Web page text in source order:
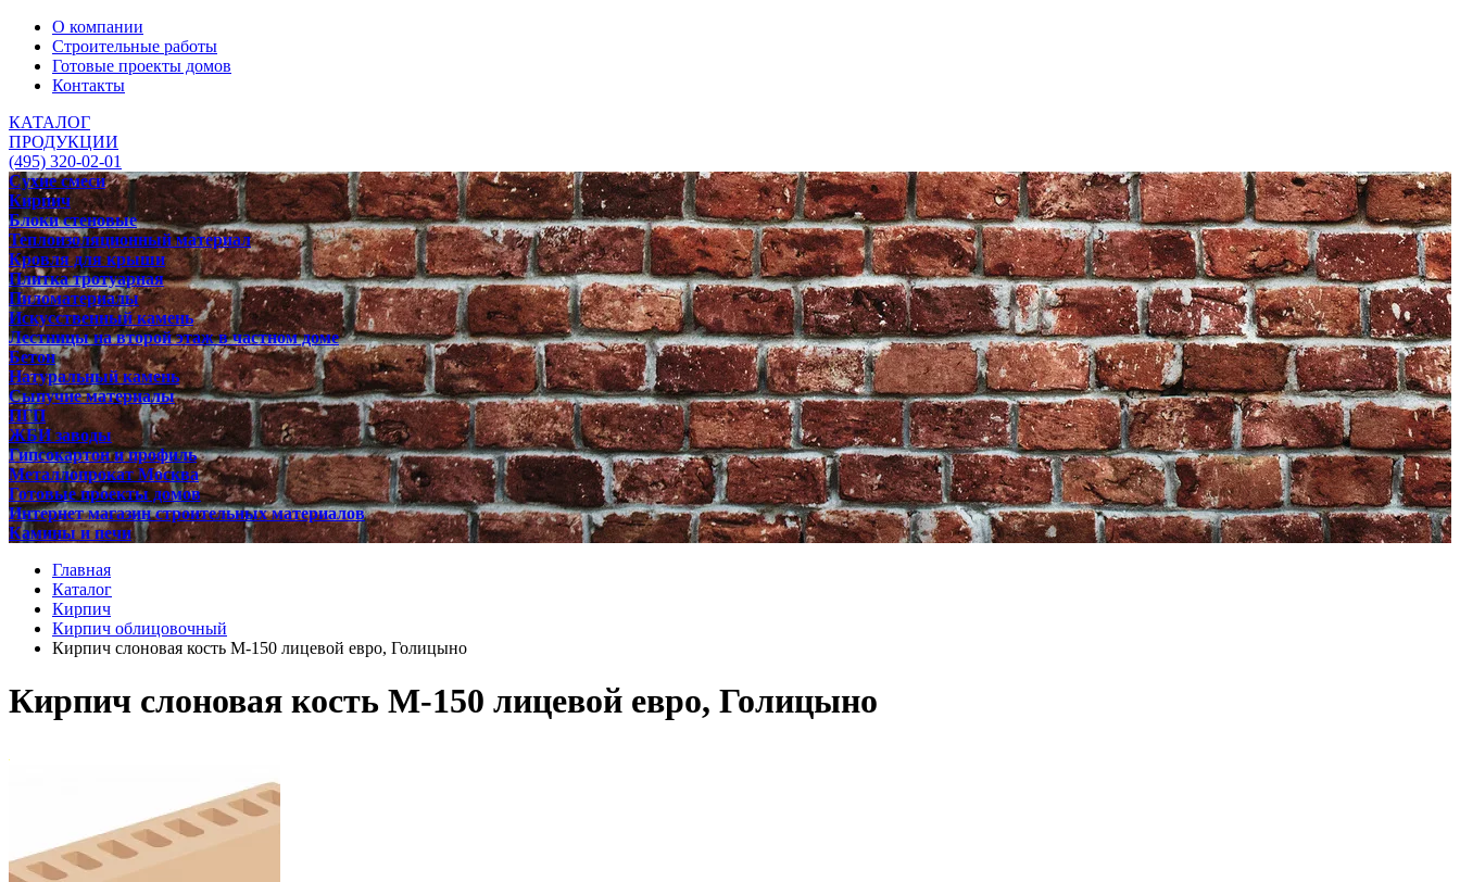
О компании
Строительные работы
Готовые проекты домов
Контакты
КАТАЛОГ
ПРОДУКЦИИ
(495) 320-02-01
Сухие смеси
Кирпич
Блоки стеновые
Теплоизоляционный материал
Кровля для крыши
Плитка тротуарная
Пиломатериалы
Искусственный камень
Лестницы на второй этаж в частном доме
Бетон
Натуральный камень
Сыпучие материалы
ПГП
ЖБИ заводы
Гипсокартон и профиль
Металлопрокат Москва
Готовые проекты домов
Интернет магазин строительных материалов
Камины и печи
Главная
Каталог
Кирпич
Кирпич облицовочный
Кирпич слоновая кость М-150 лицевой евро, Голицыно
Кирпич слоновая кость М-150 лицевой евро, Голицыно